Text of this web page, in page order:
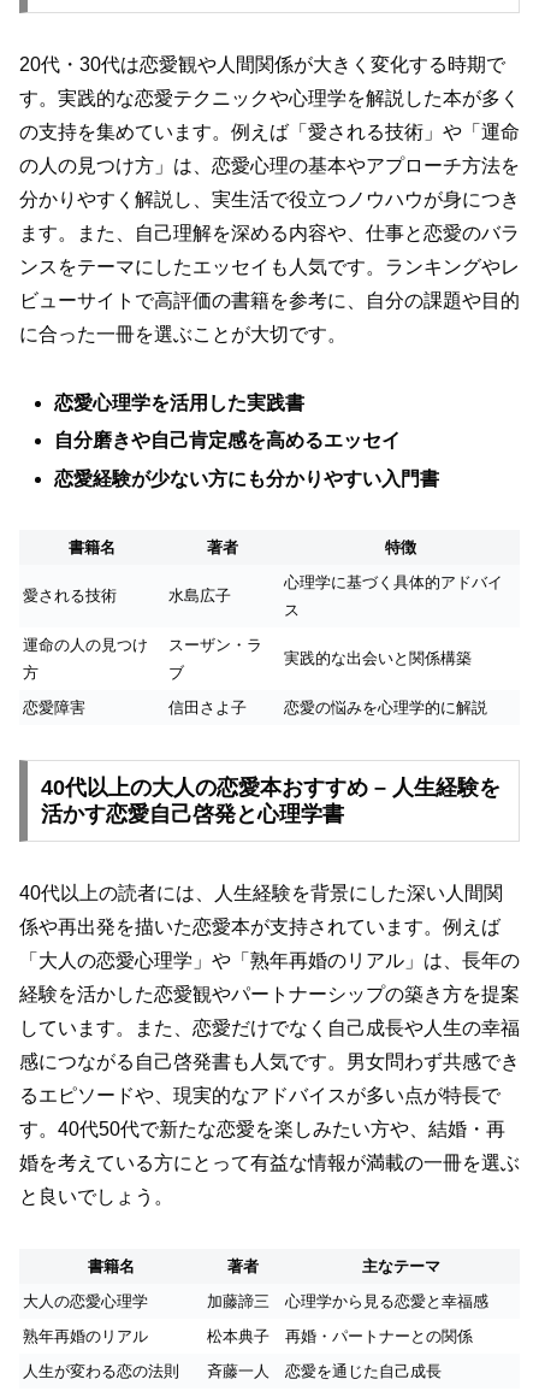
20代・30代は恋愛観や人間関係が大きく変化する時期で
す。実践的な恋愛テクニックや心理学を解説した本が多く
の支持を集めています。例えば「愛される技術」や「運命
の人の見つけ方」は、恋愛心理の基本やアプローチ方法を
分かりやすく解説し、実生活で役立つノウハウが身につき
ます。また、自己理解を深める内容や、仕事と恋愛のバラ
ンスをテーマにしたエッセイも人気です。ランキングやレ
ビューサイトで高評価の書籍を参考に、自分の課題や目的
に合った一冊を選ぶことが大切です。
恋愛心理学を活用した実践書
自分磨きや自己肯定感を高めるエッセイ
恋愛経験が少ない方にも分かりやすい入門書
書籍名 著者 特徴
愛される技術 水島広子
心理学に基づく具体的アドバイ
ス
運命の人の見つけ
方
スーザン・ラ
ブ
実践的な出会いと関係構築
恋愛障害 信田さよ子 恋愛の悩みを心理学的に解説
40代以上の大人の恋愛本おすすめ – 人生経験を
活かす恋愛自己啓発と心理学書
40代以上の読者には、人生経験を背景にした深い人間関
係や再出発を描いた恋愛本が支持されています。例えば
「大人の恋愛心理学」や「熟年再婚のリアル」は、長年の
経験を活かした恋愛観やパートナーシップの築き方を提案
しています。また、恋愛だけでなく自己成長や人生の幸福
感につながる自己啓発書も人気です。男女問わず共感でき
るエピソードや、現実的なアドバイスが多い点が特長で
す。40代50代で新たな恋愛を楽しみたい方や、結婚・再
婚を考えている方にとって有益な情報が満載の一冊を選ぶ
と良いでしょう。
書籍名 著者
主なテーマ
大人の恋愛心理学
加藤諦三
心理学から見る恋愛と幸福感
熟年再婚のリアル
松本典子
再婚・パートナーとの関係
人生が変わる恋の法則
斉藤一人 恋愛を通じた自己成長